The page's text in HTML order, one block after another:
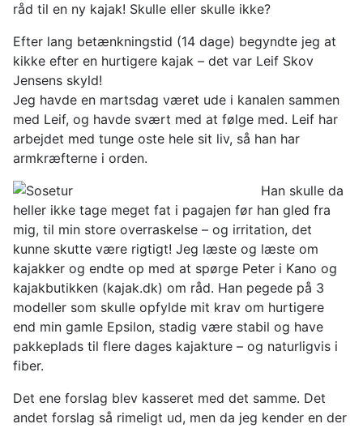
råd til en ny kajak! Skulle eller skulle ikke?
Efter lang betænkningstid (14 dage) begyndte jeg at
kikke efter en hurtigere kajak – det var Leif Skov
Jensens skyld!
Jeg havde en martsdag været ude i kanalen sammen
med Leif, og havde svært med at følge med. Leif har
arbejdet med tunge oste hele sit liv, så han har
armkræfterne i orden.
Han skulle da
heller ikke tage meget fat i pagajen før han gled fra
mig, til min store overraskelse – og irritation, det
kunne skutte være rigtigt! Jeg læste og læste om
kajakker og endte op med at spørge Peter i Kano og
kajakbutikken (kajak.dk) om råd. Han pegede på 3
modeller som skulle opfylde mit krav om hurtigere
end min gamle Epsilon, stadig være stabil og have
pakkeplads til flere dages kajakture – og naturligvis i
fiber.
Det ene forslag blev kasseret med det samme. Det
andet forslag så rimeligt ud, men da jeg kender en der